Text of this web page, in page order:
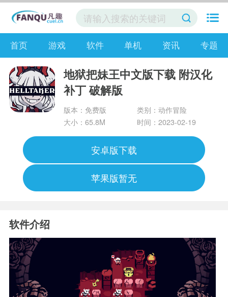
首页 游戏 软件 单机 资讯 专题
地狱把妹王中文版下载 附汉化
补丁 破解版
版本：免费版
类别：动作冒险
大小：65.8M
时间：2023-02-19
安卓版下载
苹果版暂无
软件介绍